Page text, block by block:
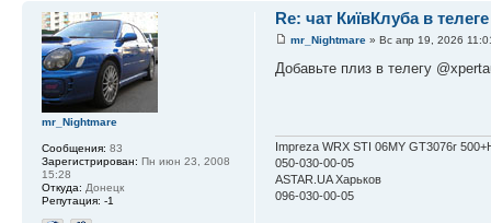
Re: чат КиївКлуба в телеге
mr_Nightmare» Вс апр 19, 2026
Добавьте плиз в телегу
Impreza WRX STI 06MY GT3076r
050-030-00-05
ASTAR.UA Харьков
096-030-00-05
mr_Nightmare
Сообщения: 83
Зарегистрирован: Пн июн 23, 2008
15:28
Откуда: Донецк
Репутация: -1